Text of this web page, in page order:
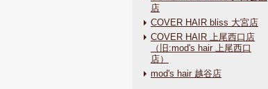
店
COVER HAIR bliss 大宮店
COVER HAIR 上尾西口店
（旧:mod's hair 上尾西口
店）
mod's hair 越谷店